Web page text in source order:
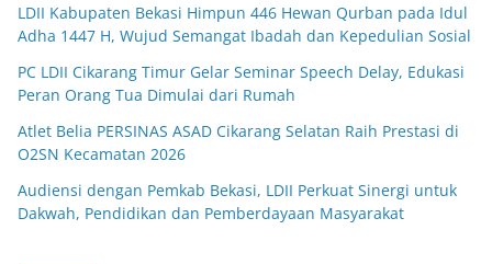
LDII Kabupaten Bekasi Himpun 446 Hewan Qurban pada Idul
Adha 1447 H, Wujud Semangat Ibadah dan Kepedulian Sosial
PC LDII Cikarang Timur Gelar Seminar Speech Delay, Edukasi
Peran Orang Tua Dimulai dari Rumah
Atlet Belia PERSINAS ASAD Cikarang Selatan Raih Prestasi di
O2SN Kecamatan 2026
Audiensi dengan Pemkab Bekasi, LDII Perkuat Sinergi untuk
Dakwah, Pendidikan dan Pemberdayaan Masyarakat